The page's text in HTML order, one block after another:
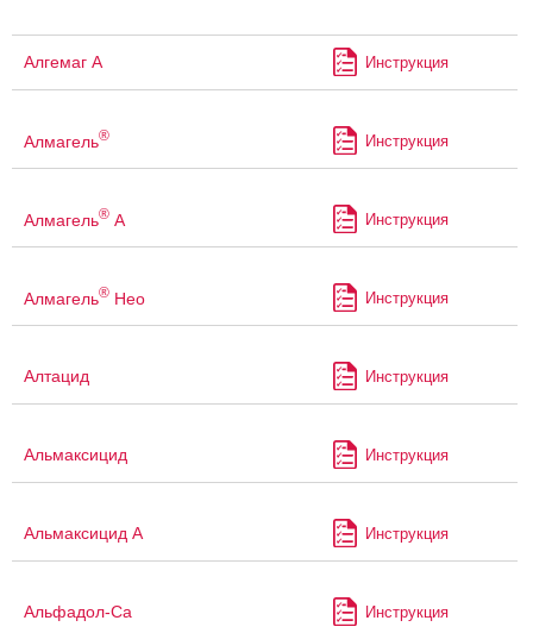
Алгемаг А Инструкция
Алмагель® Инструкция
Алмагель® А Инструкция
Алмагель® Нео Инструкция
Алтацид Инструкция
Альмаксицид Инструкция
Альмаксицид А Инструкция
Альфадол-Са Инструкция